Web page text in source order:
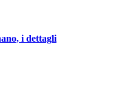
i dettagli